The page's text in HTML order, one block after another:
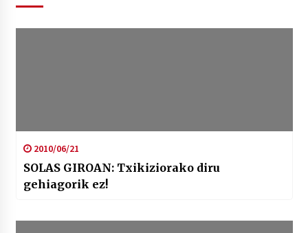
2010/06/21
SOLAS GIROAN: Txikiziorako diru
gehiagorik ez!